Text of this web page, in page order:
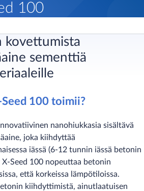
100
kovettumista
sementtiä
100 toimii?
nanohiukkasia sisältävä
joka kiihdyttää
iässä (6-12 tunnin iässä betonin
Seed 100 nopeuttaa betonin
että korkeissa lämpötiloissa.
kiihdyttimistä, ainutlaatuisen